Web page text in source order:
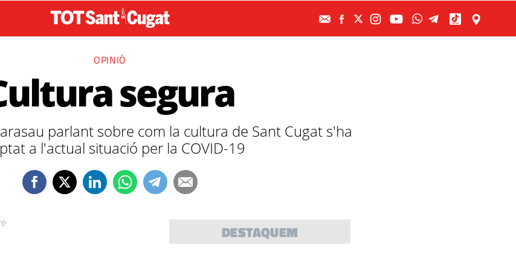
OPINIÓ
segura
parlant sobre com la cultura de Sant Cugat s'ha
a l'actual situació per la COVID-19
DESTAQUEM